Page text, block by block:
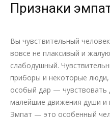
Признаки
Вы чувствительный
вовсе не плаксивый и
слабодушный.
приборы и некоторые
особый дар — чувствовать
малейшие движения души и
Эмпат — это особенный